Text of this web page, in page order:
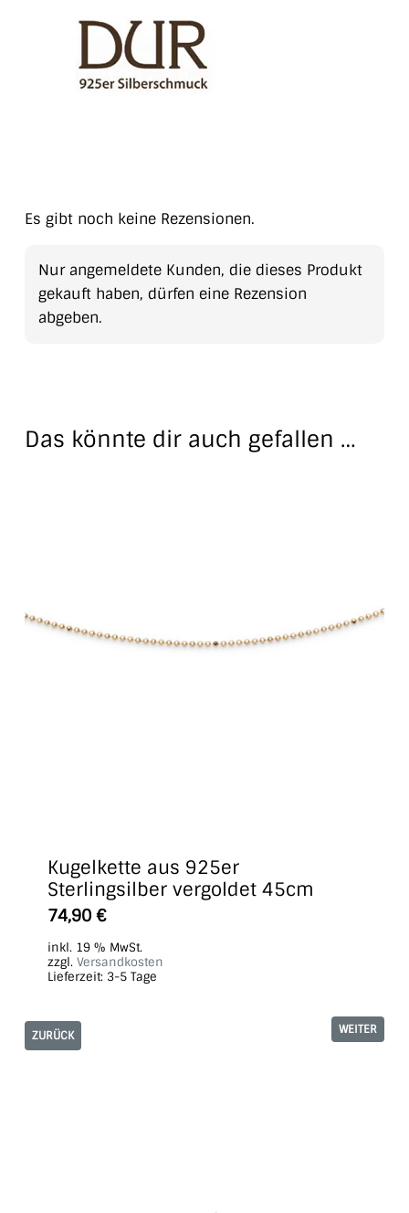
Es gibt noch keine Rezensionen.
Nur angemeldete Kunden, die dieses Produkt
gekauft haben, dürfen eine Rezension
abgeben.
Das könnte dir auch gefallen …
Kugelkette aus 925er
Sterlingsilber vergoldet 45cm
74,90 €
inkl. 19 % MwSt.
zzgl. Versandkosten
Lieferzeit: 3-5 Tage
ZURÜCK WEITER